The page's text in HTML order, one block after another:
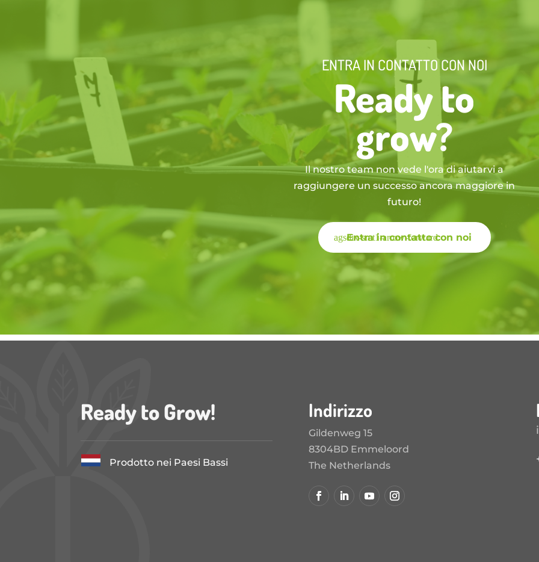
ENTRA IN CONTATTO CON NOI
Ready to
grow?
Il nostro team non vede l'ora di aiutarvi a
raggiungere un successo ancora maggiore in
futuro!
Entra in contatto con noi
Ready to Grow!
Prodotto nei Paesi Bassi
Indirizzo
Gildenweg 15
8304BD Emmeloord
The Netherlands